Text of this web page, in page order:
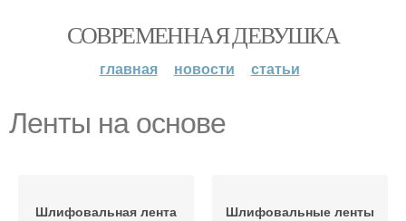
СОВРЕМЕННАЯ ДЕВУШКА
главная новости статьи
Ленты на основе
Шлифовальная лента Шлифовальные ленты